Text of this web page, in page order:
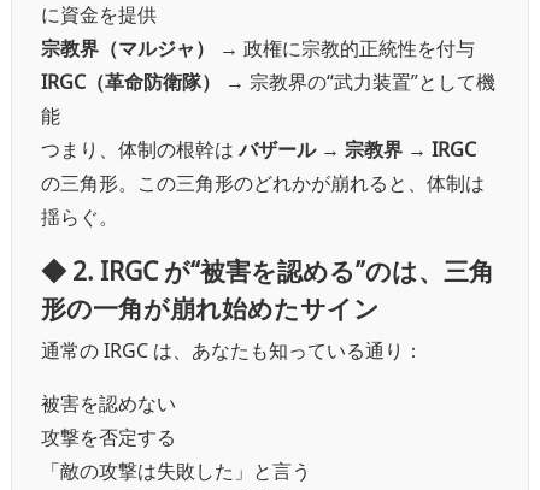
に資金を提供
宗教界（マルジャ）
→ 政権に宗教的正統性を付与
IRGC（革命防衛隊）
→ 宗教界の“武力装置”として機
能
つまり、体制の根幹はバザール → 宗教界 → IRGC
の三角形。 この三角形のどれかが崩れると、体制は
揺らぐ。
◆ 2. IRGC が“被害を認める”のは、三角
形の一角が崩れ始めたサイン
通常の IRGC は、あなたも知っている通り：
被害を認めない
攻撃を否定する
「敵の攻撃は失敗した」と言う